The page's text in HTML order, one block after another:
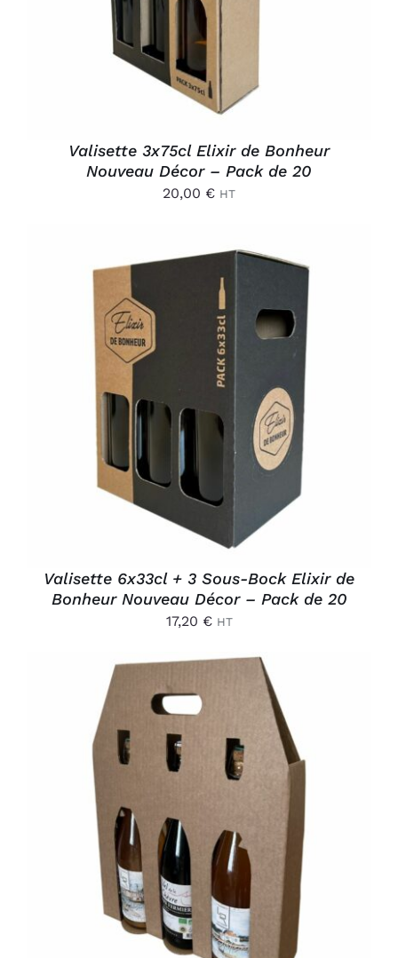
Valisette 3x75cl Elixir de Bonheur
Nouveau Décor – Pack de 20
20,00 € HT
AJOUTER AU PANIER
/
Valisette 6x33cl + 3 Sous-Bock Elixir de
Bonheur Nouveau Décor – Pack de 20
17,20 € HT
AJOUTER AU PANIER
DÉTAILS